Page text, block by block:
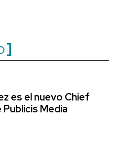
es el nuevo Chief
Media